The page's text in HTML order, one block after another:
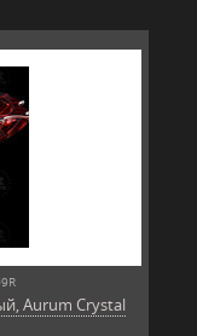
Aurum Crystal